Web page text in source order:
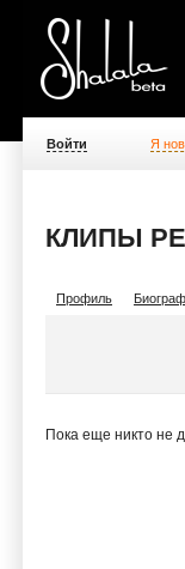
Войти Я
КЛИПЫ
Профиль
Пока еще никто не